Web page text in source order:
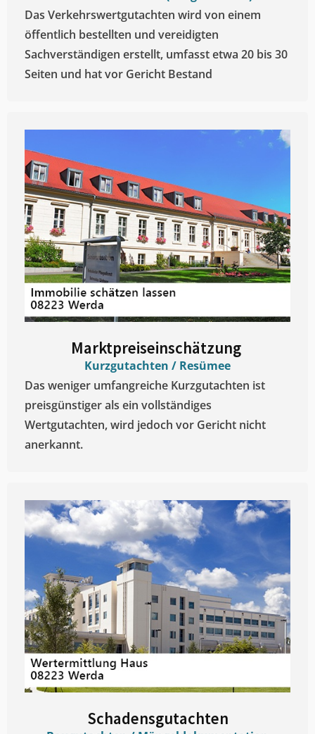
Das Verkehrswertgutachten wird von einem
öffentlich bestellten und vereidigten
Sachverständigen erstellt, umfasst etwa 20 bis 30
Seiten und hat vor Gericht Bestand
Marktpreiseinschätzung ​
Kurzgutachten / Resümee
Das weniger umfangreiche Kurzgutachten ist
preisgünstiger als ein vollständiges
Wertgutachten, wird jedoch vor Gericht nicht
anerkannt.
Schadensgutachten